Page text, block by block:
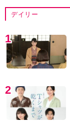
デイリー
1
2